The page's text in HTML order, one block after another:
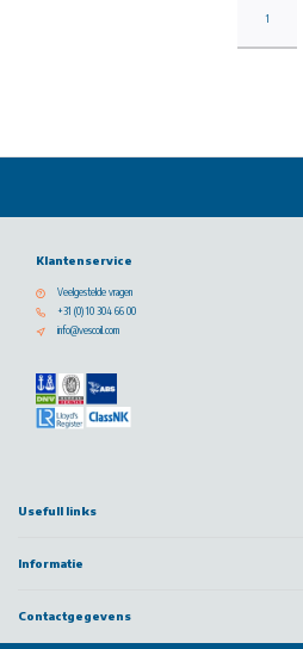
1
Klantenservice
Veelgestelde vragen
+31 (0) 10 304 66 00
info@vescoil.com
Usefull links
Informatie
Contactgegevens